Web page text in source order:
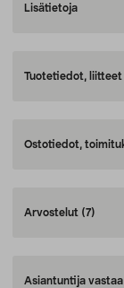
Lisätietoja
Tuotetiedot,
Ostotiedot,
Arvostelut (7)
Asiantuntija vastaa